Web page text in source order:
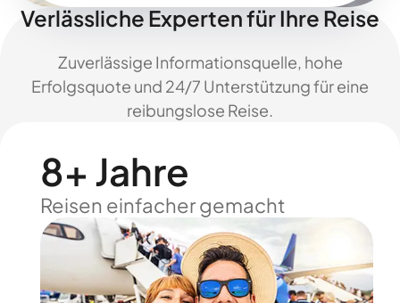
Verlässliche Experten für Ihre Reise
Zuverlässige Informationsquelle, hohe
Erfolgsquote und 24/7 Unterstützung für eine
reibungslose Reise.
8+ Jahre
Reisen einfacher gemacht